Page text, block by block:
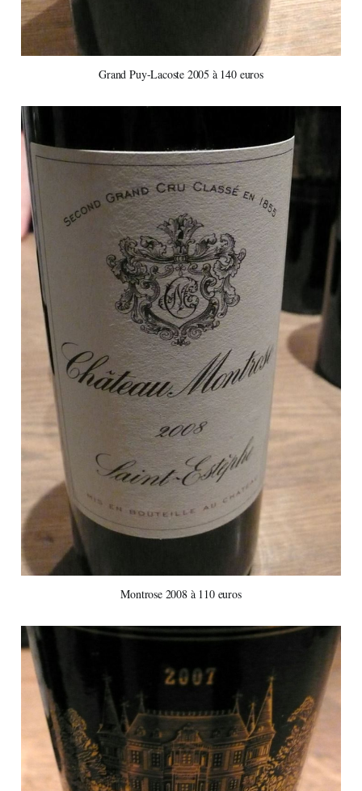
Grand Puy-Lacoste 2005 à 140 euros
Montrose 2008 à 110 euros